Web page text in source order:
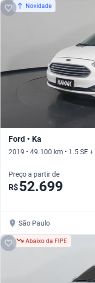
Novidade
Ford • Ka
2019 • 49.100 km • 1.5 SE
Preço a partir de
R$52.699
São Paulo
Abaixo da FIPE